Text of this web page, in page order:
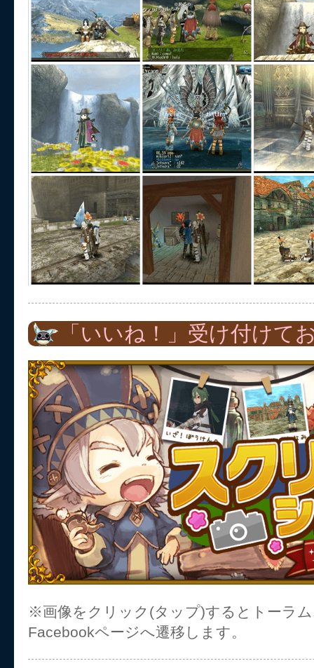
「いいね！」受け付けて
※画像をクリック(タップ)するとトーラ
Facebookページへ遷移します。